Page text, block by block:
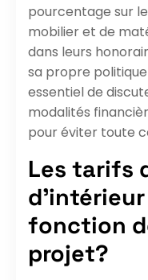
pourcentage sur
mobilier et de
dans leurs
sa propre
essentiel de
modalités
pour éviter toute
Les tarifs
fonction
projet?